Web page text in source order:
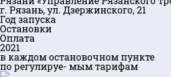
г. Рязань, ул. Дзержинского, 21
Год запуска
Остановки
Оплата
2021
в каждом остановочном пункте
по регулируе- мым тарифам